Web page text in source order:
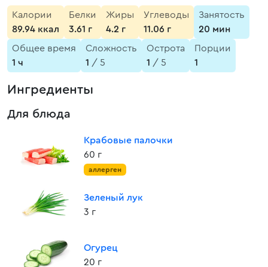
Калории
89.94 ккал
Белки
3.61 г
Жиры
4.2 г
Углеводы
11.06 г
Занятость
20 мин
Общее время
1 ч
Сложность
1 / 5
Острота
1 / 5
Порции
1
Ингредиенты
Для блюда
Крабовые палочки
60 г
аллерген
Зеленый лук
3 г
Огурец
20 г